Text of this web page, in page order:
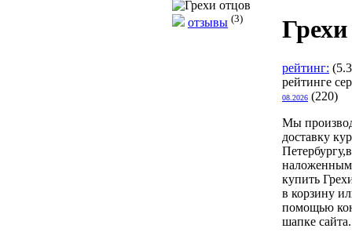
отзывы (3)
рейтинг:
рейтинге
08.2026 (220)
Мы
доставку
купить
в корзину
помощью
шапке сайта.